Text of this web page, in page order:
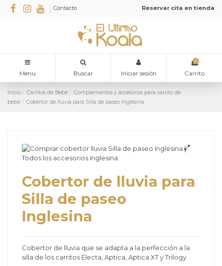
Contacto Reservar cita en tienda
Menu Buscar Iniciar sesión
0
Carrito
Inicio Carritos de Bebé
Complementos y accesorios para carrito de
bebé
Cobertor de lluvia para Silla de paseo Inglesina
Cobertor de lluvia para
Silla de paseo
Inglesina
Cobertor de lluvia que se adapta a la perfección a la
silla de los carritos Electa, Aptica, Aptica XT y Trilogy.